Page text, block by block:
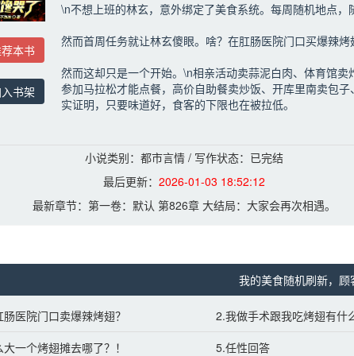
本书
书架
\n不想上班的林玄，意外绑定了美食系统。每周随机地点，
然而首周任务就让林玄傻眼。啥？在肛肠医院门口买爆辣烤
然而这却只是一个开始。\n相亲活动卖蒜泥白肉、体育馆卖
参加马拉松才能点餐，高价自助餐卖炒饭、开库里南卖包
实证明，只要味道好，食客的下限也在被拉低。
\n某食客2：林老板你做个人好不好！\n某食客3：我已经不
要他营业，我就是最幸福的。
小说类别：都市言情 / 写作状态：已完结
最后更新： 2026-01-03 18:52:12
最新章节： 第一卷：默认 第826章 大结局：大家会再次相遇。
我的美食随机刷新，
医院门口卖爆辣烤翅？ 2.我做手术跟我吃烤翅有什
一个烤翅摊去哪了？！
5.任性回答